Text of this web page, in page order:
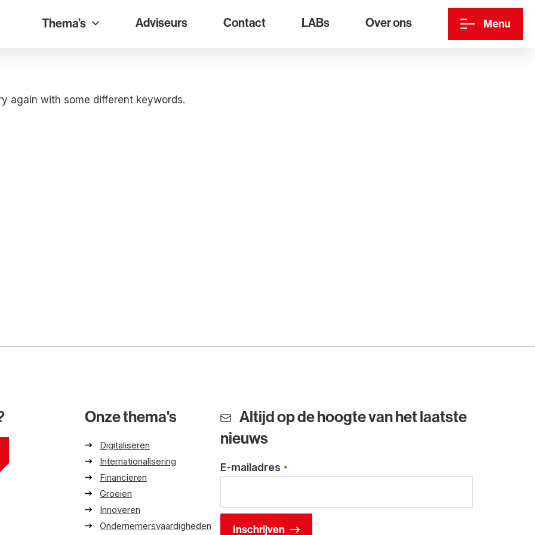
Thema’s Adviseurs Contact LABs Over ons Menu
again with some different keywords.
Onze thema's
Digitaliseren
Internationalisering
Financieren
Groeien
Innoveren
Ondernemersvaardigheden
Altijd op de hoogte van het laatste
nieuws
E-mailadres *